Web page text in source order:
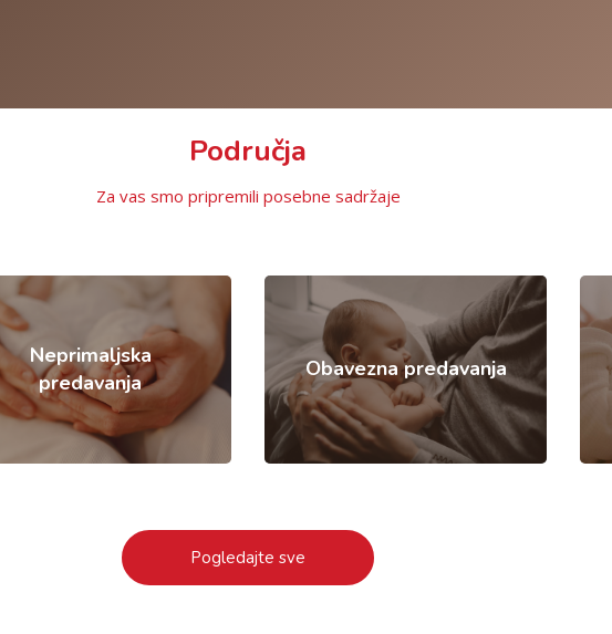
Područja
Za vas smo pripremili posebne sadržaje
Neprimaljska
predavanja
Obavezna predavanja
Pogledajte sve